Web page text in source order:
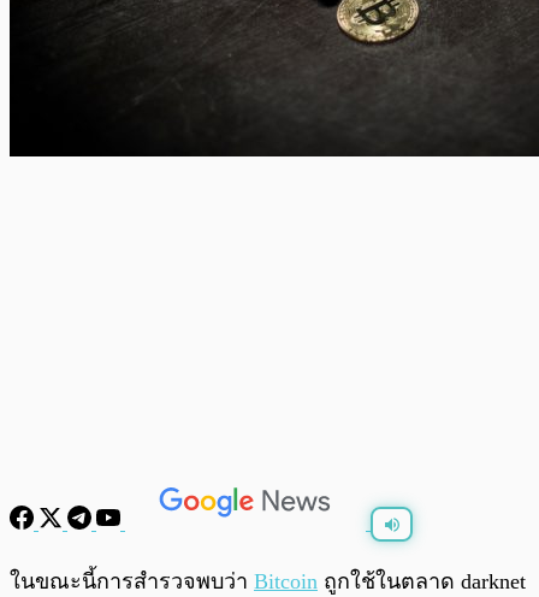
พร้อมเล่น
ในขณะนี้การสำรวจพบว่า Bitcoin ถูกใช้ในตลาด darknet